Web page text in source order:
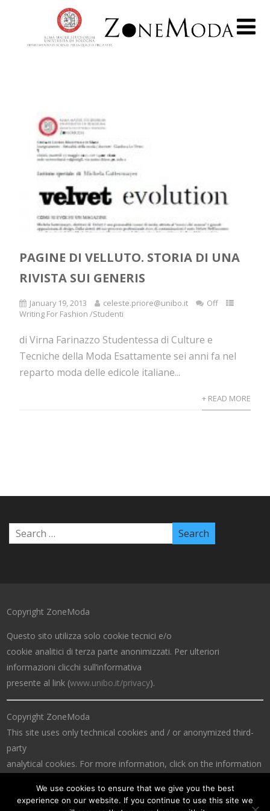
PAGINE DI VELLUTO. STORIA DI UNA
RIVISTA SUI GENERIS
January 19, 2013 celeste.priore@unibo.it
Off
Writing For Fashion /Studenti
di Virna Farinazzo Studentessa di Culture e
Tecniche della Moda Esattamente sei anni fa nel
reparto moda delle edicole italiane...
+ READ MORE
Copyright ZoneModa
Questo sito utilizza solo cookie tecnici e/o
cookie analitici di terza parte anonimizzati. Per ulteriori
informazioni clicchi sull’informativa
presente al link (www.unibo.it/privacy).
Copyright ZoneModa
This site uses only technical cookies and / or anonymized third-
party
analytical cookies. For more information, click on the information
We use cookies to ensure that we give you the best
experience on our website. If you continue to use this site we